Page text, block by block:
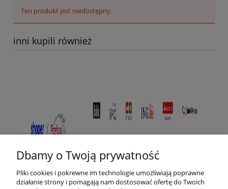
Ten produkt jest niedostępny.
inni kupili również
Dbamy o Twoją prywatność
Pliki cookies i pokrewne im technologie umożliwiają poprawne
działanie strony i pomagają nam dostosować ofertę do Twoich